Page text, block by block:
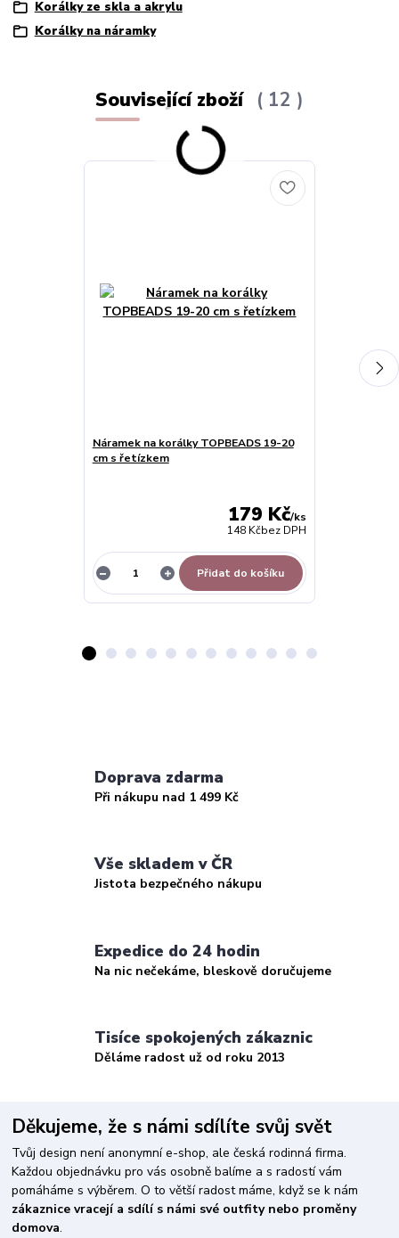
Korálky ze skla a akrylu
Korálky na náramky
Související zboží 12
Náramek na korálky TOPBEADS 19-20
cm s řetízkem
179 Kč/ks
148 Kčbez DPH
Přidat do košíku
Doprava zdarma
Při nákupu nad 1 499 Kč
Vše skladem v ČR
Jistota bezpečného nákupu
Expedice do 24 hodin
Na nic nečekáme, bleskově doručujeme
Tisíce spokojených zákaznic
Děláme radost už od roku 2013
Děkujeme, že s námi sdílíte svůj svět
Tvůj design není anonymní e-shop, ale česká rodinná firma.
Každou objednávku pro vás osobně balíme a s radostí vám
pomáháme s výběrem. O to větší radost máme, když se k nám
zákaznice vracejí a sdílí s námi své outfity nebo proměny
domova.